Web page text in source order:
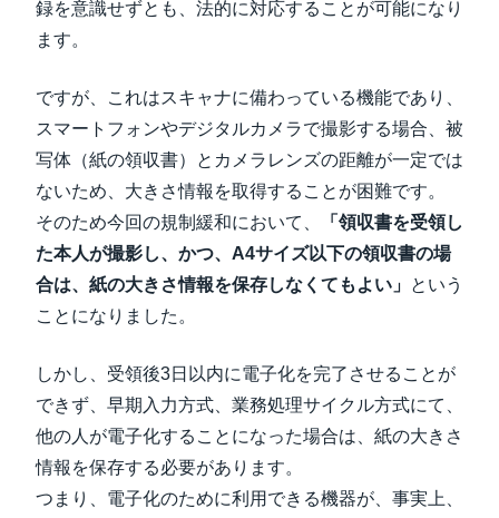
録を意識せずとも、法的に対応することが可能になり
ます。
ですが、これはスキャナに備わっている機能であり、
スマートフォンやデジタルカメラで撮影する場合、被
写体（紙の領収書）とカメラレンズの距離が一定では
ないため、大きさ情報を取得することが困難です。
そのため今回の規制緩和において、
「領収書を受領し
た本人が撮影し、かつ、A4サイズ以下の領収書の場
合は、紙の大きさ情報を保存しなくてもよい」 という
ことになりました。
しかし、受領後3日以内に電子化を完了させることが
できず、早期入力方式、業務処理サイクル方式にて、
他の人が電子化することになった場合は、紙の大きさ
情報を保存する必要があります。
つまり、電子化のために利用できる機器が、事実上、